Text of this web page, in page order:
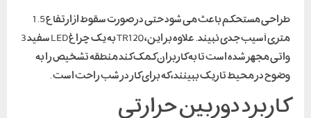
طراحی مستحکم باعث می شود حتی در صورت سقوط از ارتفاع 1.5
متری آسیب جدی نبیند. علاوه بر این، TR120 به یک چراغ LED سفید 3
واتی مجهز شده است تا به کاربران کمک کند منطقه تشخیص را به
وضوح در محیط تاریک ببینند، که برای کار در شب راحت است .
کاربرد دوربین حرارتی